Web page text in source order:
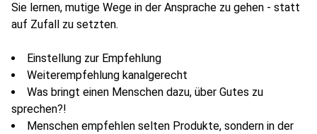
Sie lernen, mutige Wege in der Ansprache zu gehen - statt
auf Zufall zu setzten.
Einstellung zur Empfehlung
Weiterempfehlung kanalgerecht
Was bringt einen Menschen dazu, über Gutes zu
sprechen?!
Menschen empfehlen selten Produkte, sondern in der